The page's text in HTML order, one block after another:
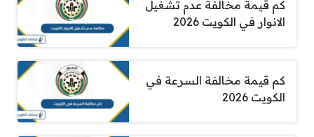
كم قيمة مخالفة عدم تشغيل
الانوار في الكويت 2026
كم قيمة مخالفة السرعة في
الكويت 2026